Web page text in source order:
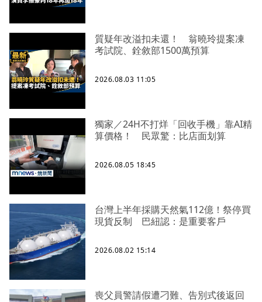
質疑年改溢扣未還！ 翁曉玲提案凍
考試院、銓敘部1500萬預算
2026.08.03 11:05
獨家／24H不打烊「回收手機」靠AI精
算價格！ 民眾驚：比店面划算
2026.08.05 18:45
台灣上半年採購天然氣112億！祭停買
現貨反制 巴紐認：是重要客戶
2026.08.02 15:14
喪父員警請假遭刁難、告別式後返回